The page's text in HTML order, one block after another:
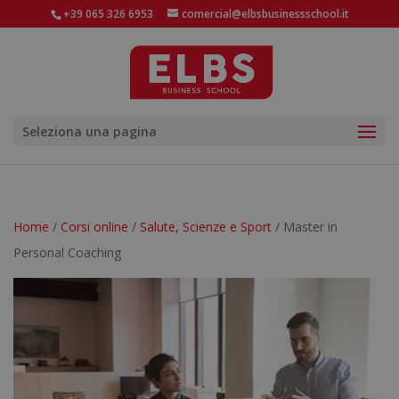
+39 065 326 6953 comercial@elbsbusinessschool.it
Seleziona una pagina
Home / Corsi online / Salute, Scienze e Sport / Master in
Personal Coaching